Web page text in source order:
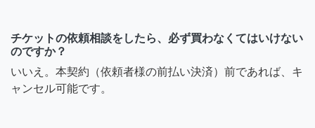
チケットの依頼相談をしたら、必ず買わなくてはいけない
のですか？
いいえ。本契約（依頼者様の前払い決済）前であれば、キ
ャンセル可能です。